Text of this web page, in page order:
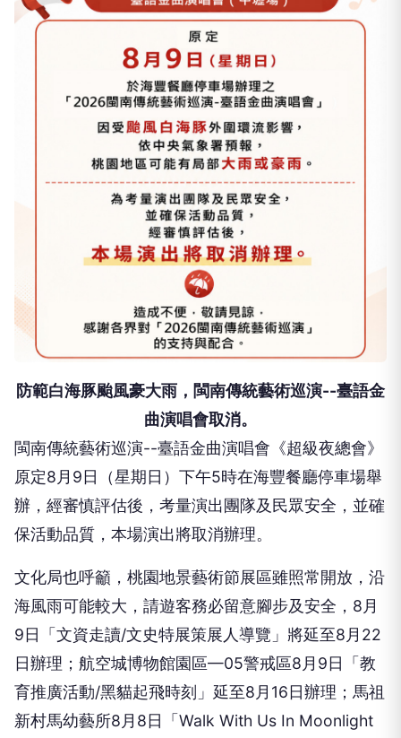
防範白海豚颱風豪大雨，閩南傳統藝術巡演--臺語金
曲演唱會取消。
閩南傳統藝術巡演--臺語金曲演唱會《超級夜總會》
原定8月9日（星期日）下午5時在海豐餐廳停車場舉
辦，經審慎評估後，考量演出團隊及民眾安全，並確
保活動品質，本場演出將取消辦理。
文化局也呼籲，桃園地景藝術節展區雖照常開放，沿
海風雨可能較大，請遊客務必留意腳步及安全，8月
9日「文資走讀/文史特展策展人導覽」將延至8月22
日辦理；航空城博物館園區—05警戒區8月9日「教
育推廣活動/黑貓起飛時刻」延至8月16日辦理；馬祖
新村馬幼藝所8月8日「Walk With Us In Moonlight